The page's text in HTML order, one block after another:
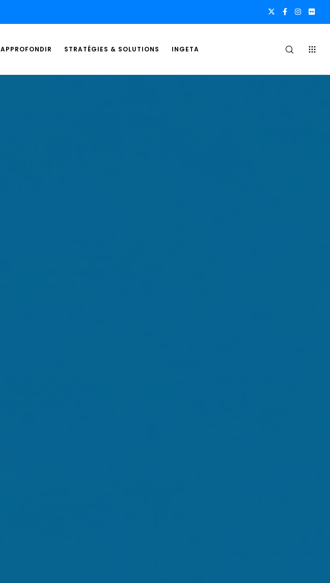
APPROFONDIR STRATÉGIES & SOLUTIONS INGETA